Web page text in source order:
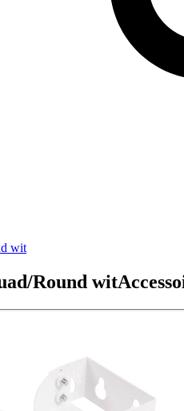
wit
Round wit